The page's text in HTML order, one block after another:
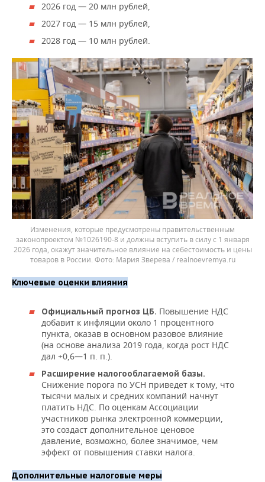
2026 год — 20 млн рублей,
2027 год — 15 млн рублей,
2028 год — 10 млн рублей.
Изменения, которые предусмотрены правительственным
законопроектом №1026190-8 и должны вступить в силу с 1 января
2026 года, окажут значительное влияние на себестоимость и цены
товаров в России.
Мария Зверева / realnoevremya.ru
Ключевые оценки влияния
Официальный прогноз ЦБ. Повышение НДС
добавит к инфляции около 1 процентного
пункта, оказав в основном разовое влияние
(на основе анализа 2019 года, когда рост НДС
дал +0,6—1 п. п.).
Расширение налогооблагаемой базы.
Снижение порога по УСН приведет к тому, что
тысячи малых и средних компаний начнут
платить НДС. По оценкам Ассоциации
участников рынка электронной коммерции,
это создаст дополнительное ценовое
давление, возможно, более значимое, чем
эффект от повышения ставки налога.
Дополнительные налоговые меры